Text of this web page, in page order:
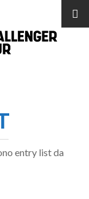
entry list da